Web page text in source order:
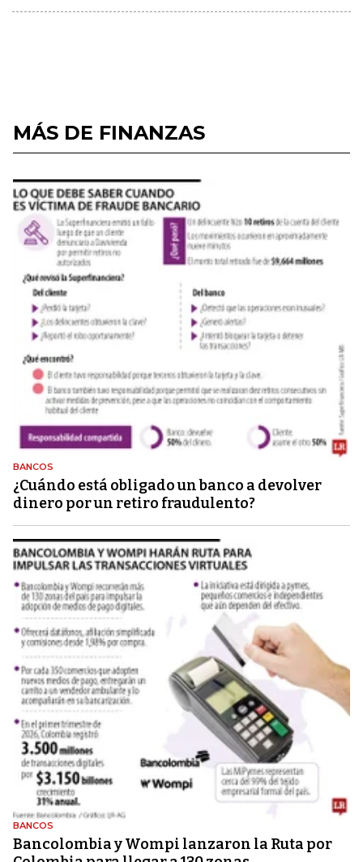
MÁS DE FINANZAS
BANCOS
¿Cuándo está obligado un banco a devolver
dinero por un retiro fraudulento?
BANCOS
Bancolombia y Wompi lanzaron la Ruta por